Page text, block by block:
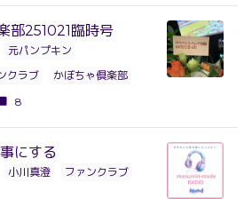
部251021臨時号
元パンプキン
クラブ
かぼちゃ倶楽部
8
にする
小川真澄
ファンクラブ